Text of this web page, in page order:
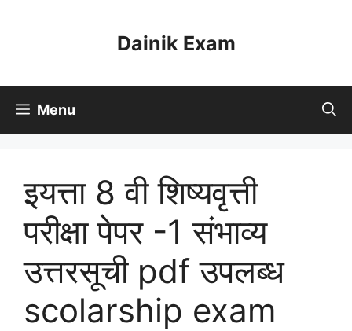
Dainik Exam
Menu
इयत्ता 8 वी शिष्यवृत्ती
परीक्षा पेपर -1 संभाव्य
उत्तरसूची pdf उपलब्ध
scolarship exam